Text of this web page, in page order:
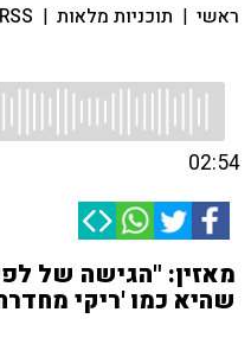
ראשי | תוכניות מלאות |
RSS
02:54
מאזין: "הגישה של
שהיא כמו 'ריקי